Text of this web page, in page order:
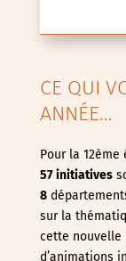
CE QUI
ANNÉE…
Pour la
57 initiatives
8
sur la
cette nouvelle
d’animations